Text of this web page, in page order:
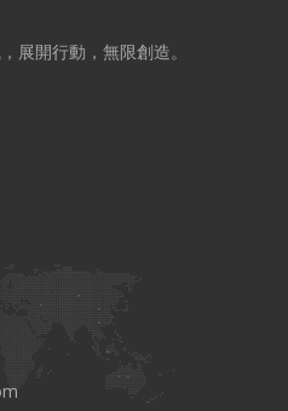
展開行動，無限創造。